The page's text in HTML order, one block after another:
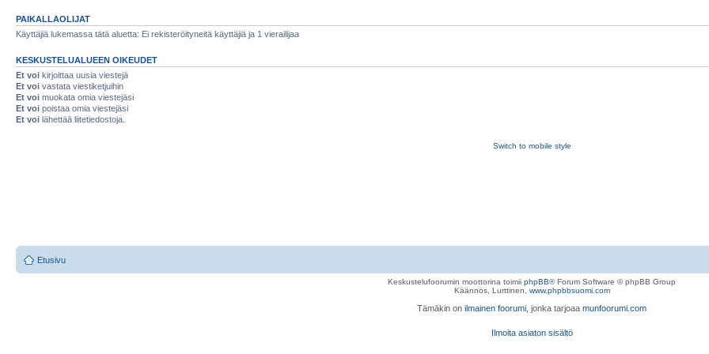
PAIKALLAOLIJAT
Käyttäjiä lukemassa tätä aluetta: Ei rekisteröityneitä käyttäjiä ja 1 vierailijaa
KESKUSTELUALUEEN OIKEUDET
Et voi kirjoittaa uusia viestejä
Et voi vastata viestiketjuihin
Et voi muokata omia viestejäsi
Et voi poistaa omia viestejäsi
Et voi lähettää liitetiedostoja.
Switch to mobile style
Etusivu
Keskustelufoorumin moottorina toimii phpBB® Forum Software © phpBB Group
Käännös, Lurttinen, www.phpbbsuomi.com
Tämäkin on ilmainen foorumi , jonka tarjoaa munfoorumi.com
Ilmoita asiaton sisältö